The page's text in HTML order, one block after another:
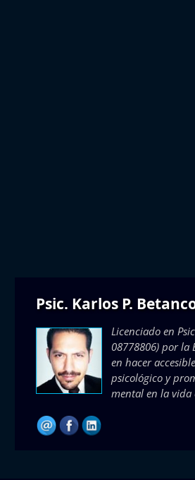
Psic. Karlos P.
Licenciado en
08778806) por la
en hacer
psicológico y
mental en la vida